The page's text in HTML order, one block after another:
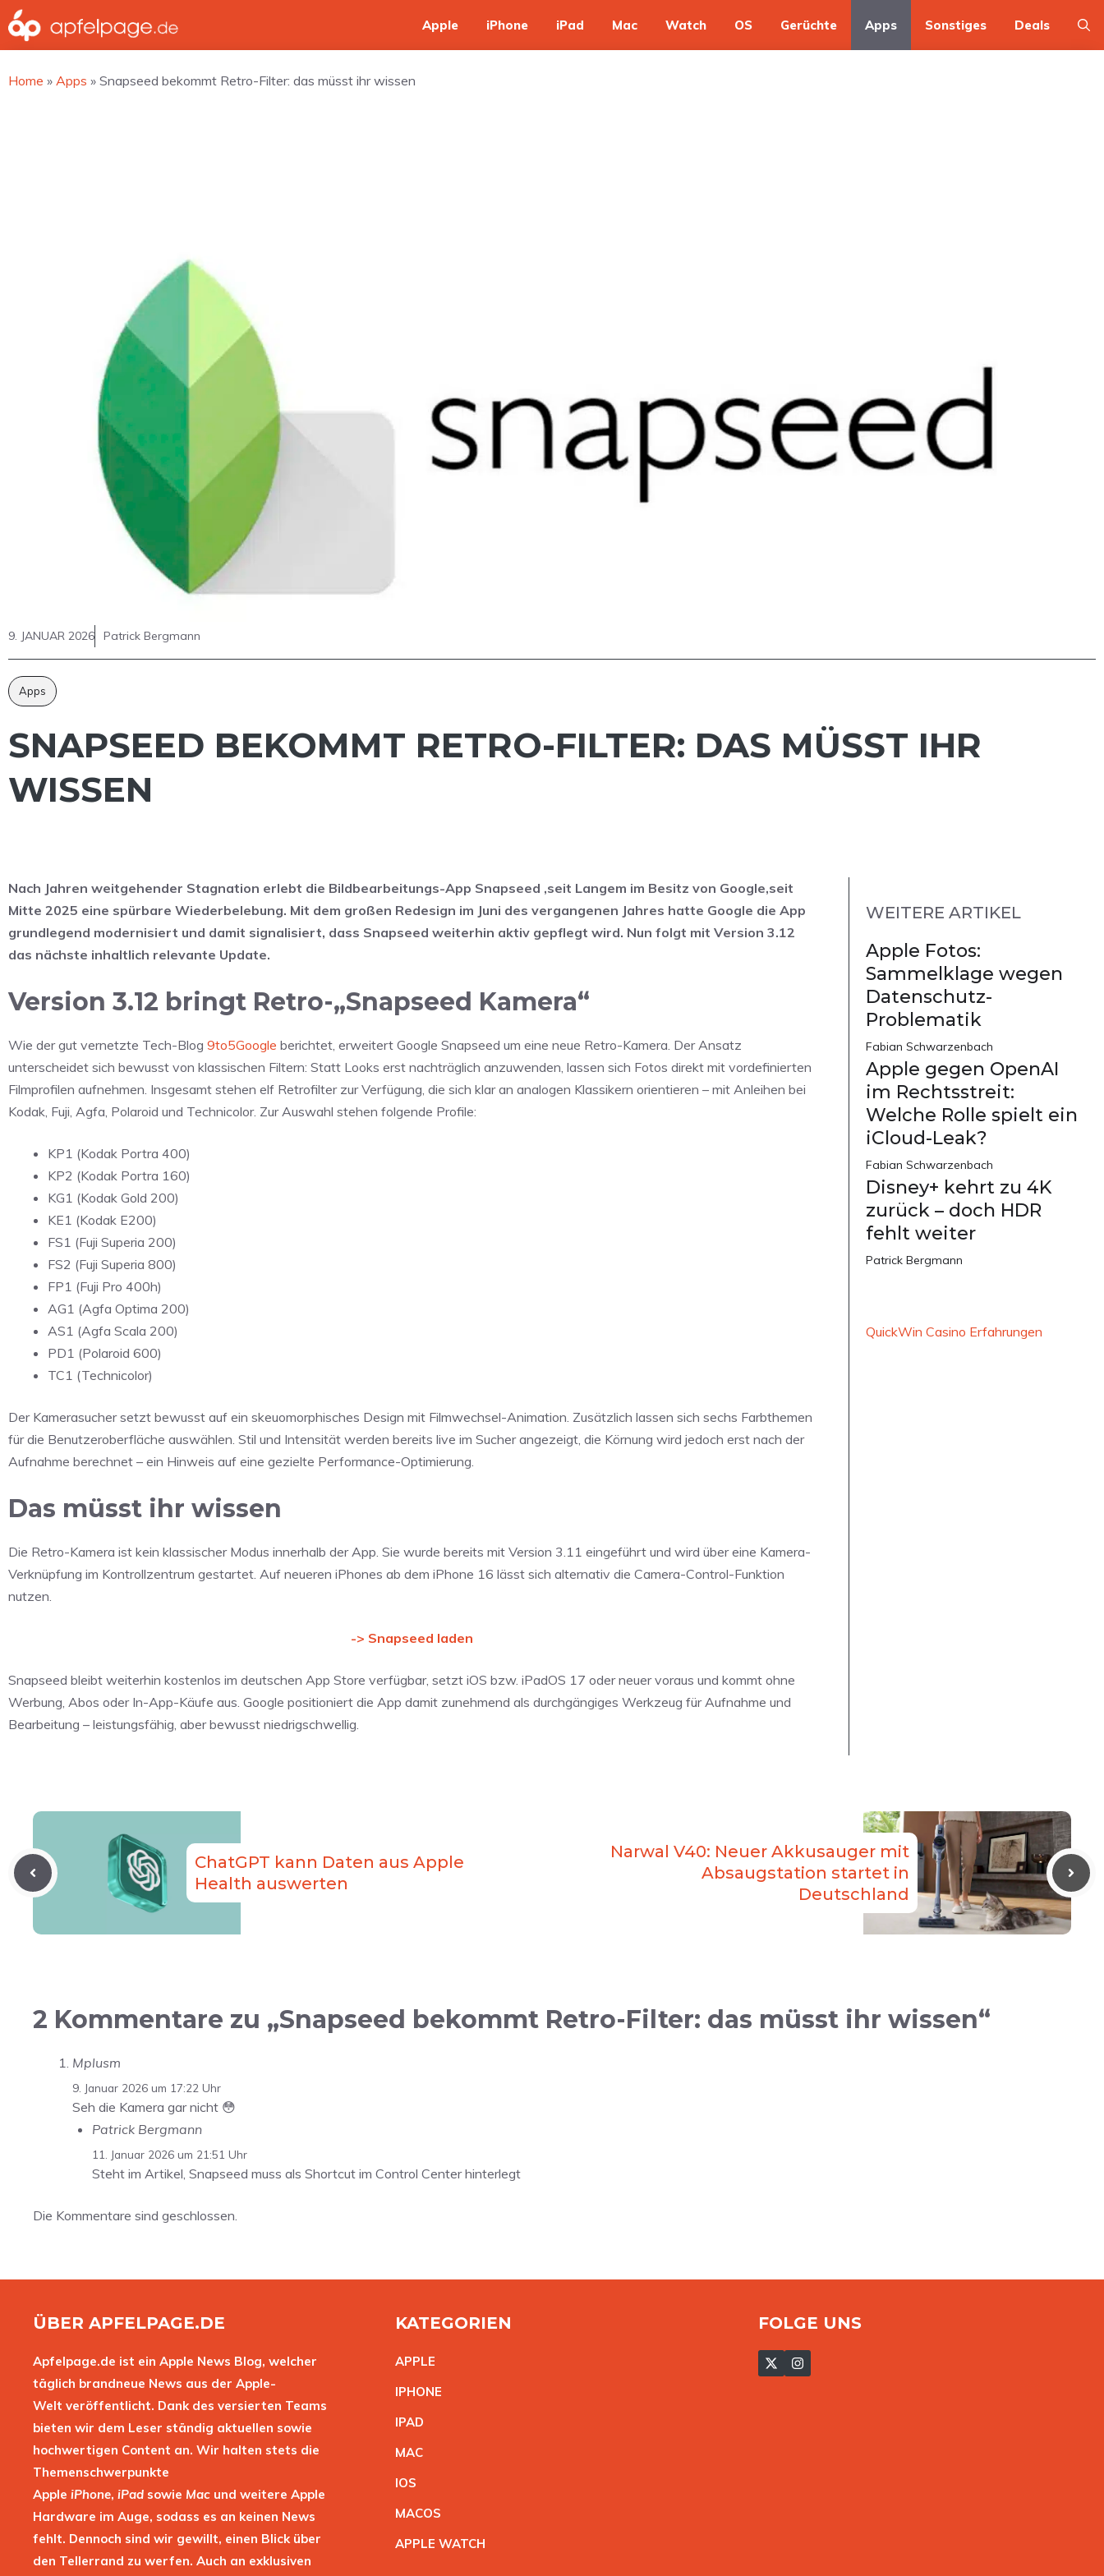
Zum
Inhalt
springen
Apple iPhone iPad Mac Watch OS Gerüchte Apps Sonstiges Deals
Home » Apps » Snapseed bekommt Retro-Filter: das müsst ihr wissen
9. JANUAR 2026 Patrick Bergmann
Apps
SNAPSEED BEKOMMT RETRO-FILTER: DAS MÜSST IHR
WISSEN
Nach Jahren weitgehender Stagnation erlebt die Bildbearbeitungs-App Snapseed ,seit Langem im Besitz von Google,seit
Mitte 2025 eine spürbare Wiederbelebung. Mit dem großen Redesign im Juni des vergangenen Jahres hatte Google die App
grundlegend modernisiert und damit signalisiert, dass Snapseed weiterhin aktiv gepflegt wird. Nun folgt mit Version 3.12
das nächste inhaltlich relevante Update.
Version 3.12 bringt Retro-„Snapseed Kamera“
Wie der gut vernetzte Tech-Blog 9to5Google berichtet, erweitert Google Snapseed um eine neue Retro-Kamera. Der Ansatz
unterscheidet sich bewusst von klassischen Filtern: Statt Looks erst nachträglich anzuwenden, lassen sich Fotos direkt mit vordefinierten
Filmprofilen aufnehmen. Insgesamt stehen elf Retrofilter zur Verfügung, die sich klar an analogen Klassikern orientieren – mit Anleihen bei
Kodak, Fuji, Agfa, Polaroid und Technicolor. Zur Auswahl stehen folgende Profile:
KP1 (Kodak Portra 400)
KP2 (Kodak Portra 160)
KG1 (Kodak Gold 200)
KE1 (Kodak E200)
FS1 (Fuji Superia 200)
FS2 (Fuji Superia 800)
FP1 (Fuji Pro 400h)
AG1 (Agfa Optima 200)
AS1 (Agfa Scala 200)
PD1 (Polaroid 600)
TC1 (Technicolor)
Der Kamerasucher setzt bewusst auf ein skeuomorphisches Design mit Filmwechsel-Animation. Zusätzlich lassen sich sechs Farbthemen
für die Benutzeroberfläche auswählen. Stil und Intensität werden bereits live im Sucher angezeigt, die Körnung wird jedoch erst nach der
Aufnahme berechnet – ein Hinweis auf eine gezielte Performance-Optimierung.
Das müsst ihr wissen
Die Retro-Kamera ist kein klassischer Modus innerhalb der App. Sie wurde bereits mit Version 3.11 eingeführt und wird über eine Kamera-
Verknüpfung im Kontrollzentrum gestartet. Auf neueren iPhones ab dem iPhone 16 lässt sich alternativ die Camera-Control-Funktion
nutzen.
-> Snapseed laden
Snapseed bleibt weiterhin kostenlos im deutschen App Store verfügbar, setzt iOS bzw. iPadOS 17 oder neuer voraus und kommt ohne
Werbung, Abos oder In-App-Käufe aus. Google positioniert die App damit zunehmend als durchgängiges Werkzeug für Aufnahme und
Bearbeitung – leistungsfähig, aber bewusst niedrigschwellig.
WEITERE ARTIKEL
Apple Fotos:
Sammelklage wegen
Datenschutz-
Problematik
Fabian Schwarzenbach
Apple gegen OpenAI
im Rechtsstreit:
Welche Rolle spielt ein
iCloud-Leak?
Fabian Schwarzenbach
Disney+ kehrt zu 4K
zurück – doch HDR
fehlt weiter
Patrick Bergmann
QuickWin Casino Erfahrungen
ChatGPT kann Daten aus Apple
Health auswerten
Narwal V40: Neuer Akkusauger mit
Absaugstation startet in
Deutschland
2 Kommentare zu „Snapseed bekommt Retro-Filter: das müsst ihr wissen“
Mplusm
9. Januar 2026 um 17:22 Uhr
Seh die Kamera gar nicht 😳
Patrick Bergmann
11. Januar 2026 um 21:51 Uhr
Steht im Artikel, Snapseed muss als Shortcut im Control Center hinterlegt
Die Kommentare sind geschlossen.
ÜBER APFELPAGE.DE
Apfelpage.de ist ein Apple News Blog, welcher
täglich brandneue News aus der Apple-
Welt veröffentlicht. Dank des versierten Teams
bieten wir dem Leser ständig aktuellen sowie
hochwertigen Content an. Wir halten stets die
Themenschwerpunkte
Apple iPhone, iPad sowie Mac und weitere Apple
Hardware im Auge, sodass es an keinen News
fehlt. Dennoch sind wir gewillt, einen Blick über
den Tellerrand zu werfen. Auch an exklusiven
KATEGORIEN
APPLE
IPHONE
IPAD
MAC
IOS
MACOS
APPLE WATCH
FOLGE UNS